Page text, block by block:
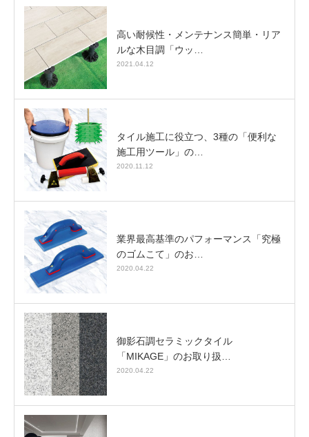
高い耐候性・メンテナンス簡単・リア
ルな木目調「ウッ…
2021.04.12
タイル施工に役立つ、3種の「便利な
施工用ツール」の…
2020.11.12
業界最高基準のパフォーマンス「究極
のゴムこて」のお…
2020.04.22
御影石調セラミックタイル
「MIKAGE」のお取り扱…
2020.04.22